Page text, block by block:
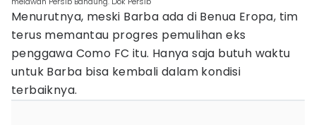
Menurutnya, meski Barba ada di Benua Eropa, tim
terus memantau progres pemulihan eks
penggawa Como FC itu. Hanya saja butuh waktu
untuk Barba bisa kembali dalam kondisi
terbaiknya.